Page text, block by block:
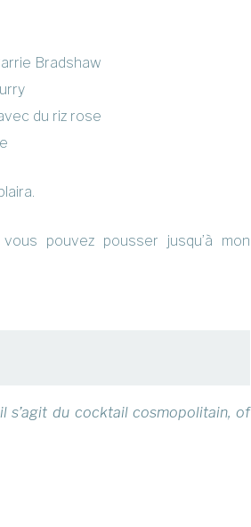
Bradshaw
du riz rose
pouvez pousser jusqu’à mon
s’agit du cocktail cosmopolitain, of